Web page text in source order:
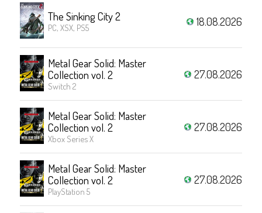
The Sinking City 2
PC, XSX, PS5 18.08.2026
Metal Gear Solid: Master
Collection vol. 2
Switch 2
27.08.2026
Metal Gear Solid: Master
Collection vol. 2
Xbox Series X
27.08.2026
Metal Gear Solid: Master
Collection vol. 2
PlayStation 5
27.08.2026